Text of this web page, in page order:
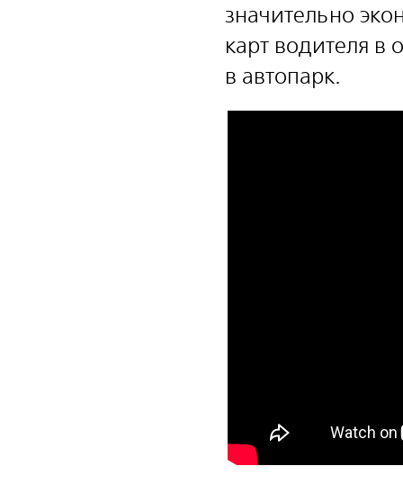
значительно
карт водителя в
в автопарк.